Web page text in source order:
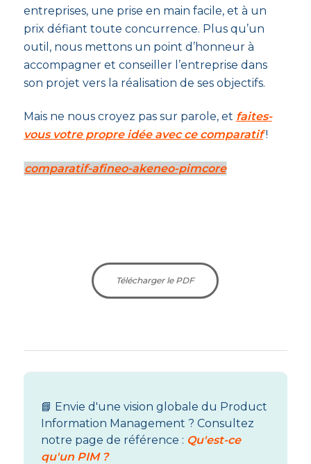
entreprises, une prise en main facile, et à un
prix défiant toute concurrence. Plus qu’un
outil, nous mettons un point d’honneur à
accompagner et conseiller l’entreprise dans
son projet vers la réalisation de ses objectifs.
Mais ne nous croyez pas sur parole, et faites-
vous votre propre idée avec ce comparatif!
comparatif-afineo-akeneo-pimcore
Télécharger le PDF
📘 Envie d'une vision globale du Product
Information Management ? Consultez
notre page de référence : Qu'est-ce
qu'un PIM ?